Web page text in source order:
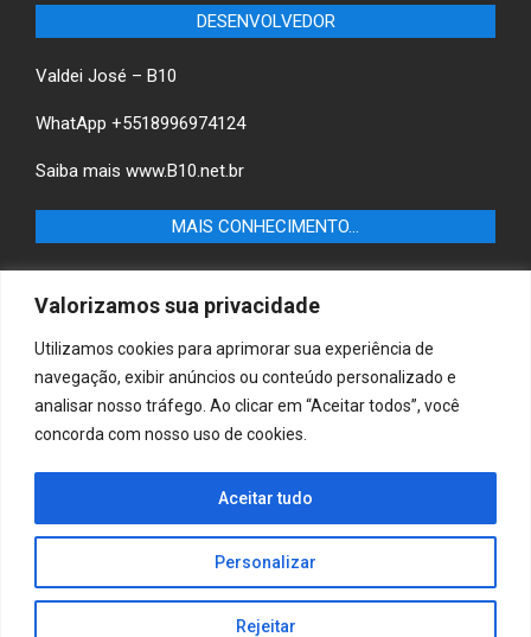
Valorizamos sua privacidade
Utilizamos cookies para aprimorar sua experiência de
navegação, exibir anúncios ou conteúdo personalizado e
analisar nosso tráfego. Ao clicar em “Aceitar todos”, você
concorda com nosso uso de cookies.
Personalizar
Rejeitar
Aceitar tudo
DESENVOLVEDOR
Valdei José – B10
WhatApp +5518996974124
Saiba mais www.B10.net.br
MAIS CONHECIMENTO…
Castilho-SP e descubra as melhores empresas e serviços
locais.
B10 Brasil – Informação e Poder
MAIS CONHECIMENTO…
Casa & Jardim – Descubra as melhores dicas e
inspirações para transformar sua casa e jardim em
ambientes acolhedores e funcionais.